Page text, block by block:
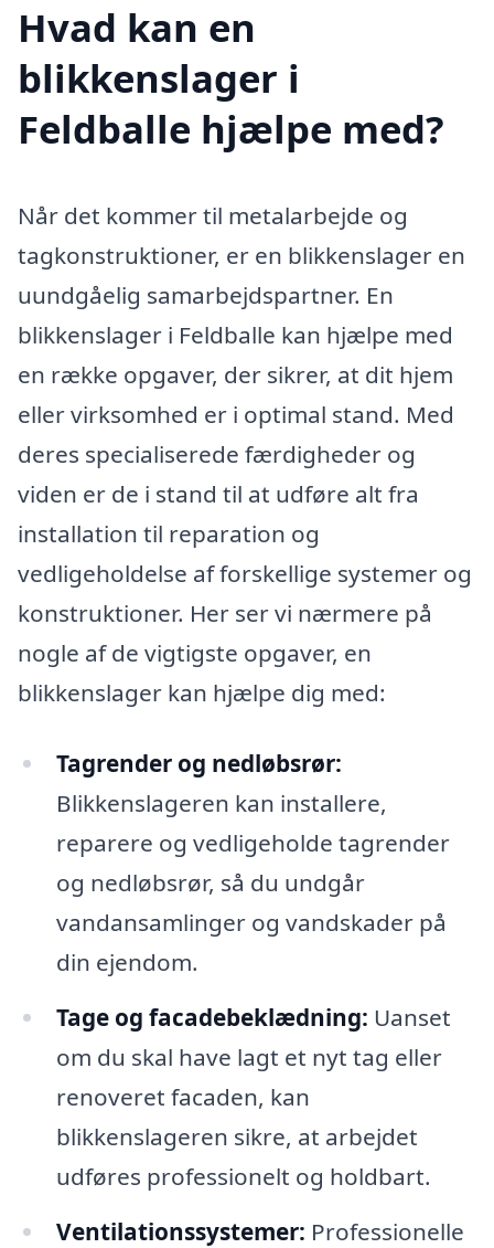
Hvad kan en
blikkenslager i
Feldballe hjælpe med?
Når det kommer til metalarbejde og
tagkonstruktioner, er en blikkenslager en
uundgåelig samarbejdspartner. En
blikkenslager i Feldballe kan hjælpe med
en række opgaver, der sikrer, at dit hjem
eller virksomhed er i optimal stand. Med
deres specialiserede færdigheder og
viden er de i stand til at udføre alt fra
installation til reparation og
vedligeholdelse af forskellige systemer og
konstruktioner. Her ser vi nærmere på
nogle af de vigtigste opgaver, en
blikkenslager kan hjælpe dig med:
Tagrender og nedløbsrør:
Blikkenslageren kan installere,
reparere og vedligeholde tagrender
og nedløbsrør, så du undgår
vandansamlinger og vandskader på
din ejendom.
Tage og facadebeklædning: Uanset
om du skal have lagt et nyt tag eller
renoveret facaden, kan
blikkenslageren sikre, at arbejdet
udføres professionelt og holdbart.
Ventilationssystemer: Professionelle